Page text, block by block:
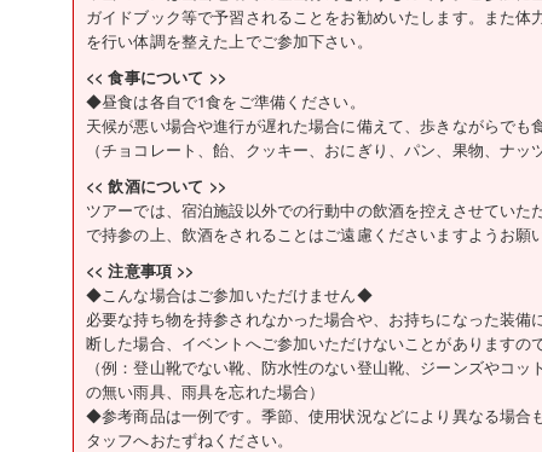
ガイドブック等で予習されることをお勧めいたします。また
を行い体調を整えた上でご参加下さい。
<< 食事について >>
◆昼食は各自で1食をご準備ください。
天候が悪い場合や進行が遅れた場合に備えて、歩きながらで
（チョコレート、飴、クッキー、おにぎり、パン、果物、ナッ
<< 飲酒について >>
ツアーでは、宿泊施設以外での行動中の飲酒を控えさせてい
で持参の上、飲酒をされることはご遠慮くださいますようお願
<< 注意事項 >>
◆こんな場合はご参加いただけません◆
必要な持ち物を持参されなかった場合や、お持ちになった装
断した場合、イベントへご参加いただけないことがありますの
（例：登山靴でない靴、防水性のない登山靴、ジーンズやコ
の無い雨具、雨具を忘れた場合）
◆参考商品は一例です。季節、使用状況などにより異なる場合
タッフへおたずねください。